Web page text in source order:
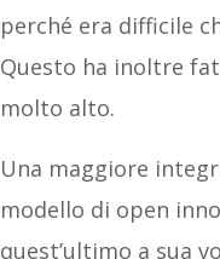
perché era difficile
Questo ha inoltre
molto alto.
Una maggiore
modello di open
quest’ultimo a sua